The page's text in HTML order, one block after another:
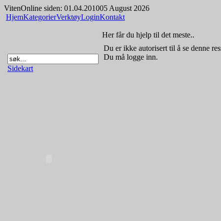
VitenOnline siden: 01.04.201005 August 2026
HjemKategorierVerktøyLoginKontakt
Sidekart
Her får du hjelp til det meste..
Du er ikke autorisert til å se denne
Du må logge inn.